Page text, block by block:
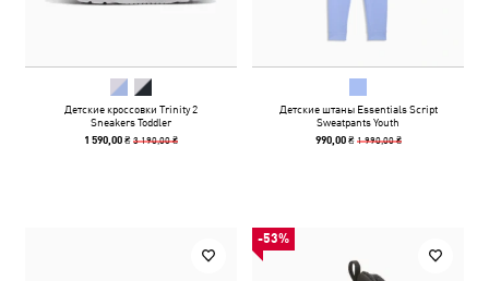
Детские кроссовки Trinity 2
Sneakers Toddler
1 590,00 ₴3 190,00 ₴
Детские штаны Essentials Script
Sweatpants Youth
990,00 ₴ 1 990,00 ₴
-53%